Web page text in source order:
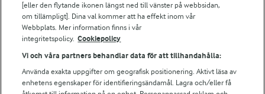
Följ oss
[eller den flytande ikonen längst ned till vänster på webbsidan,
om tillämpligt]. Dina val kommer att ha effekt inom vår
Webbplats. Mer information finns i vår
integritetspolicy. Cookiepolicy
Vi och våra partners behandlar data för att tillhandahålla:
Använda exakta uppgifter om geografisk positionering. Aktivt läsa av
enhetens egenskaper för identifieringsändamål. Lagra och/eller få